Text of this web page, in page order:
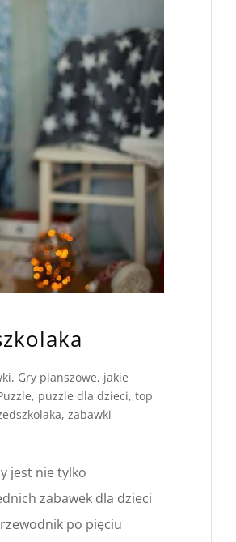
, Gry planszowe, jakie
, puzzle dla dzieci,top
,zabawki
jest nie tylko
zabawek dla dzieci
po pięciu